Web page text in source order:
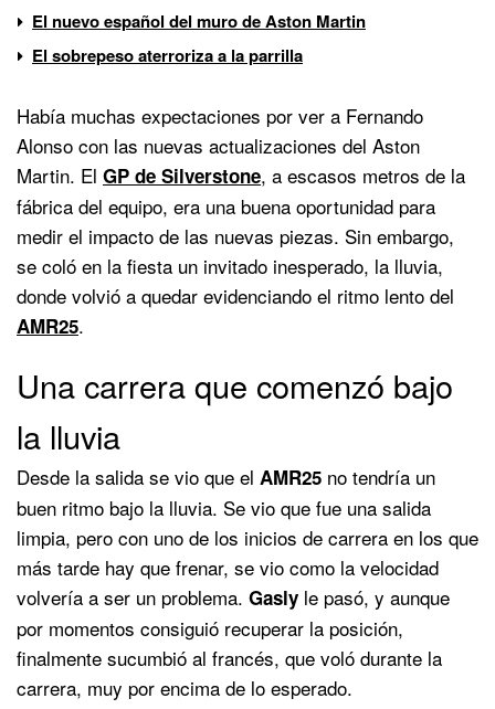
El nuevo español del muro de Aston Martin
El sobrepeso aterroriza a la parrilla
Había muchas expectaciones por ver a Fernando
Alonso con las nuevas actualizaciones del Aston
Martin. El GP de Silverstone, a escasos metros de la
fábrica del equipo, era una buena oportunidad para
medir el impacto de las nuevas piezas. Sin embargo,
se coló en la fiesta un invitado inesperado, la lluvia,
donde volvió a quedar evidenciando el ritmo lento del
AMR25.
Una carrera que comenzó bajo
la lluvia
Desde la salida se vio que el AMR25 no tendría un
buen ritmo bajo la lluvia. Se vio que fue una salida
limpia, pero con uno de los inicios de carrera en los que
más tarde hay que frenar, se vio como la velocidad
volvería a ser un problema. Gasly le pasó, y aunque
por momentos consiguió recuperar la posición,
finalmente sucumbió al francés, que voló durante la
carrera, muy por encima de lo esperado.